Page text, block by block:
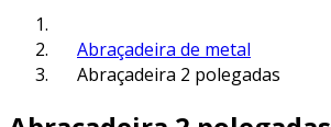
Abraçadeira de metal
Abraçadeira 2 polegadas